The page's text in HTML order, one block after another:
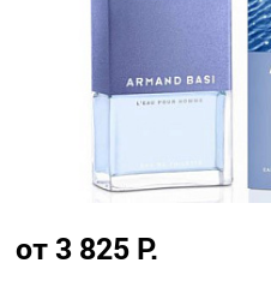
от 3 825 Р.